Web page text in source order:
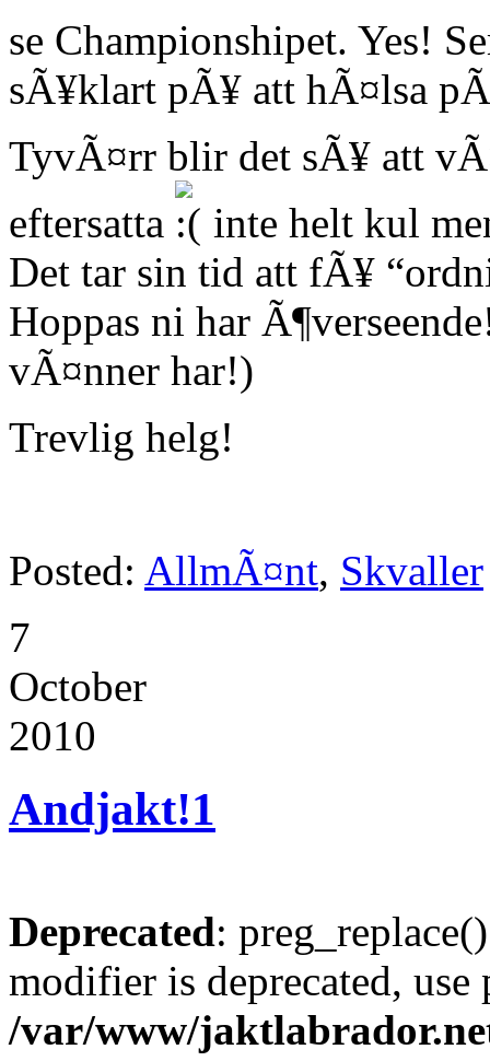
se Championshipet. Yes!
sÃ¥klart pÃ¥ att hÃ¤lsa
TyvÃ¤rr blir det sÃ¥ att
eftersatta
inte helt kul
Det tar sin tid att fÃ¥
Hoppas ni har
vÃ¤nner har!)
Trevlig helg!
Posted: AllmÃ¤nt, Skvaller
7
October
2010
Andjakt!1
Deprecated:
modifier is deprecated,
/var/www/